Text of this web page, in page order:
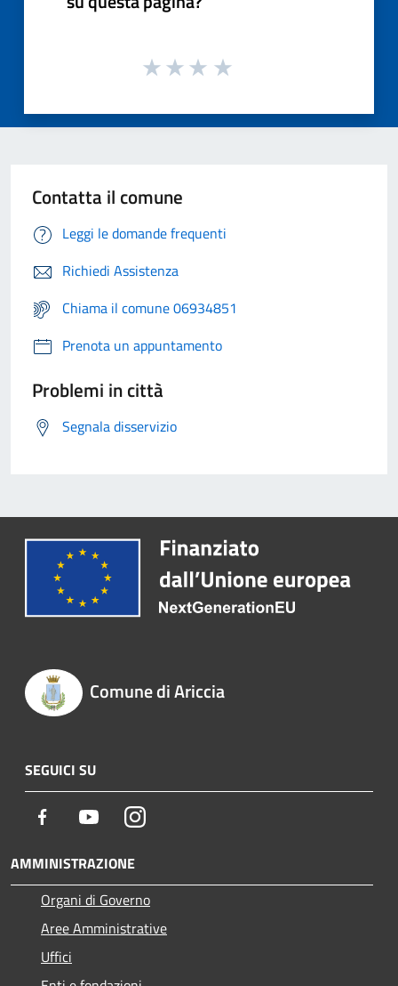
Contatta il comune
Leggi le domande frequenti
Richiedi Assistenza
Chiama il comune 06934851
Prenota un appuntamento
Problemi in città
Segnala disservizio
Comune di Ariccia
SEGUICI SU
Facebook YoutubeInstagram
AMMINISTRAZIONE
Organi di Governo
Aree Amministrative
Uffici